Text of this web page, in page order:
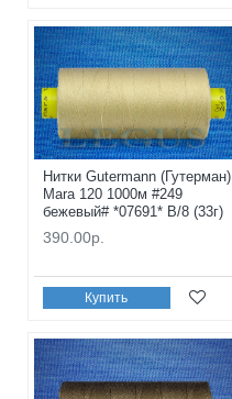
Нитки Gutermann (Гутерман)
Mara 120 1000м #249
бежевый# *07691* B/8 (33г)
390.00р.
Купить